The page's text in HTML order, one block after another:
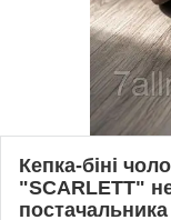
Кепка-біні
"SCARLETT"
постачальника